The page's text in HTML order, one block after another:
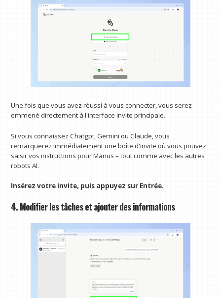
Une fois que vous avez réussi à vous connecter, vous serez
emmené directement à l'interface invite principale.
Si vous connaissez Chatgpt, Gemini ou Claude, vous
remarquerez immédiatement une boîte d'invite où vous pouvez
saisir vos instructions pour Manus – tout comme avec les autres
robots AI.
Insérez votre invite, puis appuyez sur Entrée.
4. Modifier les tâches et ajouter des informations